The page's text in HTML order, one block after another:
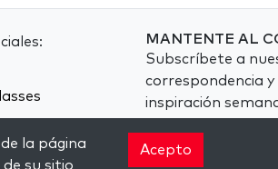
MANTENTE AL
Subscríbete a
correspondencia y
inspiración
entrada.
la página
su sitio
Acepto